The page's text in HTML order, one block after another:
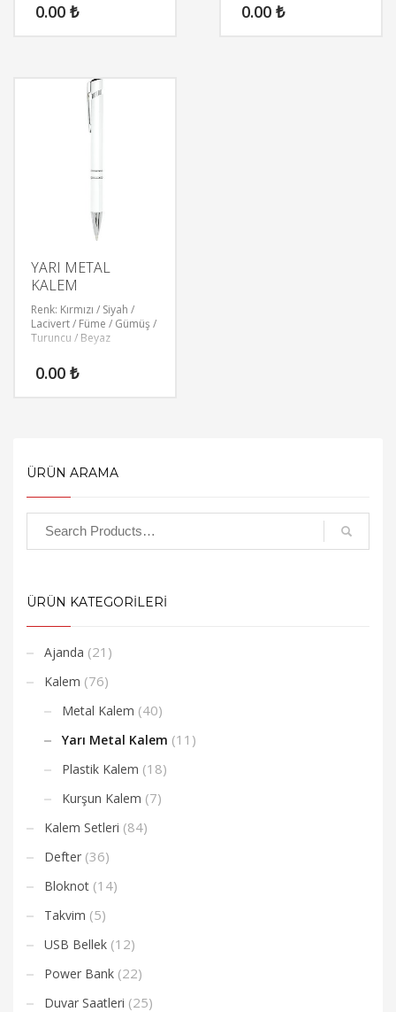
0.00 ₺ 0.00 ₺
YARI METAL
KALEM
Renk: Kırmızı / Siyah /
Lacivert / Füme / Gümüş /
Turuncu / Beyaz
0.00 ₺
ÜRÜN ARAMA
ÜRÜN KATEGORİLERİ
Ajanda (21)
Kalem (76)
Metal Kalem (40)
Yarı Metal Kalem (11)
Plastik Kalem (18)
Kurşun Kalem (7)
Kalem Setleri (84)
Defter (36)
Bloknot (14)
Takvim (5)
USB Bellek (12)
Power Bank (22)
Duvar Saatleri (25)